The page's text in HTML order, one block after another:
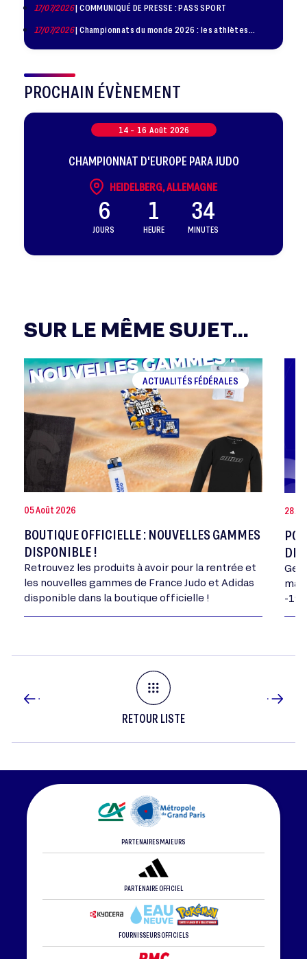
17/07/2026| COMMUNIQUÉ DE PRESSE : PASS SPORT
17/07/2026| Championnats du monde 2026 : les athlètes
PROCHAIN ÉVÈNEMENT
14 - 16 Août 2026
CHAMPIONNAT D'EUROPE PARA JUDO
HEIDELBERG, ALLEMAGNE
6
JOURS
1
HEURE
34
MINUTES
SUR LE MÊME SUJET...
ACTUALITÉS FÉDÉRALES
05 Août 2026
BOUTIQUE OFFICIELLE : NOUVELLES GAMMES
DISPONIBLE !
Retrouvez les produits à avoir pour la rentrée et
les nouvelles gammes de France Judo et Adidas
disponible dans la boutique officielle !
28
DE
-
RETOUR LISTE
PARTENAIRES MAJEURS
PARTENAIRE OFFICIEL
FOURNISSEURS OFFICIELS